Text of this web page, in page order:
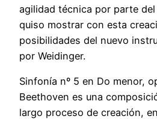
agilidad técnica por parte
quiso mostrar con esta
posibilidades del nuevo
por Weidinger.
Sinfonía nº 5 en Do menor,
Beethoven es una
largo proceso de creación,